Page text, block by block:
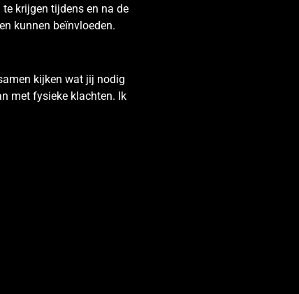
krijgen tijdens en na de
kunnen beïnvloeden.
kijken wat jij nodig
met fysieke klachten. Ik